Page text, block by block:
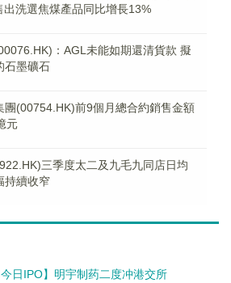
出洗選焦煤產品同比增長13%
：AGL未能如期還清貨款 擬
石墨礦石
團(00754.HK)前9個月總合約銷售金額
元
三季度太二及九毛九同店日均
持續收窄
今日IPO】明宇制药二度冲港交所